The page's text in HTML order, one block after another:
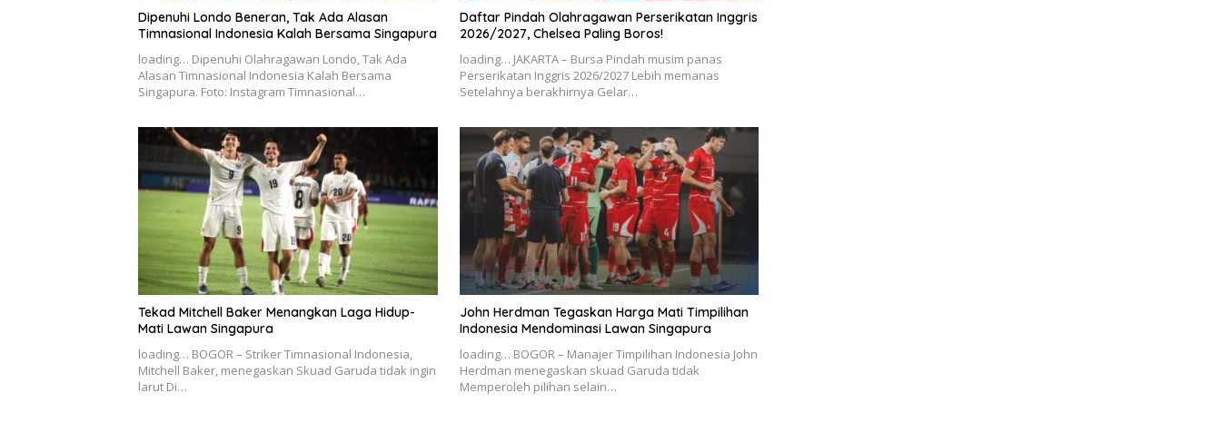
Dipenuhi Londo Beneran, Tak Ada Alasan
Timnasional Indonesia Kalah Bersama Singapura
loading… Dipenuhi Olahragawan Londo, Tak Ada
Alasan Timnasional Indonesia Kalah Bersama
Singapura. Foto: Instagram Timnasional…
Daftar Pindah Olahragawan Perserikatan Inggris
2026/2027, Chelsea Paling Boros!
loading… JAKARTA – Bursa Pindah musim panas
Perserikatan Inggris 2026/2027 Lebih memanas
Setelahnya berakhirnya Gelar…
Tekad Mitchell Baker Menangkan Laga Hidup-
Mati Lawan Singapura
loading… BOGOR – Striker Timnasional Indonesia,
Mitchell Baker, menegaskan Skuad Garuda tidak ingin
larut Di…
John Herdman Tegaskan Harga Mati Timpilihan
Indonesia Mendominasi Lawan Singapura
loading… BOGOR – Manajer Timpilihan Indonesia John
Herdman menegaskan skuad Garuda tidak
Memperoleh pilihan selain…